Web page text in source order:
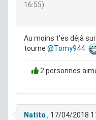
16:55)
Au moins t'es déjà
tourne @Tomy944
2 personnes
Natito , 17/04/2018